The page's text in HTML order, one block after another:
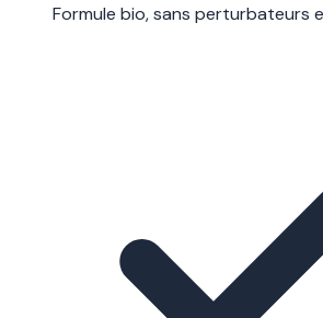
Formule bio, sans perturbateurs